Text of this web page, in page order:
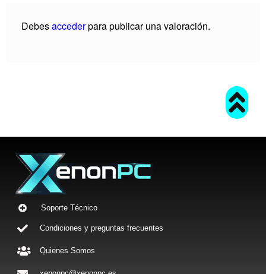
Debesaccederpara publicar una valoración.
Soporte Técnico
Condiciones y preguntas frecuentes
Quienes Somos